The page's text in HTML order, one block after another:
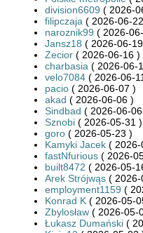
division6609 ( 2026-
filipczaja ( 2026-06-
naroznik99 ( 2026-
Jansz18 ( 2026-06-
Zecior ( 2026-06-16 )
charbasia ( 2026-06-
velo7084 ( 2026-06-
pacio ( 2026-06-07 )
akad ( 2026-06-06 )
Sindbad ( 2026-06-
Sznobi ( 2026-05-31 )
goro ( 2026-05-23 )
Kamyki Jacek ( 2026-
fastNfurious ( 2026-
built8472 ( 2026-05-
Arek Strójwąs ( 2026-
employment1159 (
Konrad K ( 2026-05-
Zbylosław ( 2026-05-
Łukasz Dumański (